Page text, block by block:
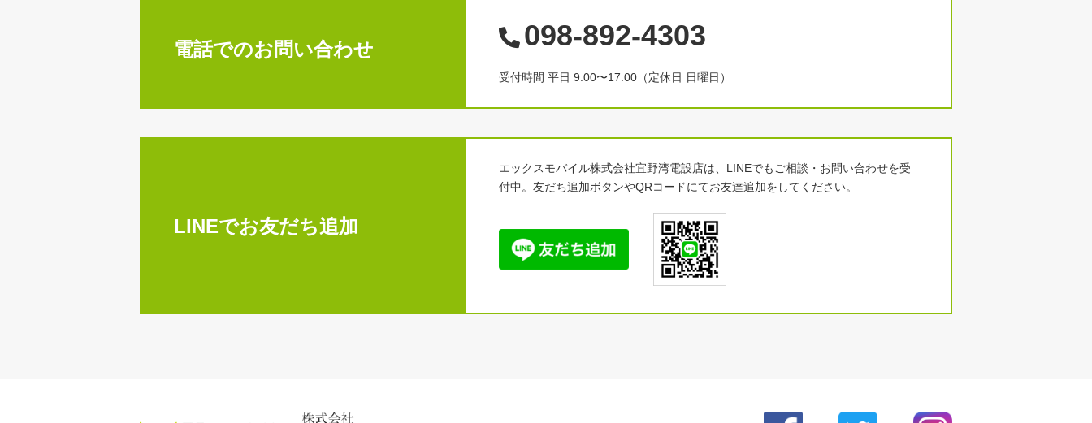
電話でのお問い合わせ 098-892-4303
受付時間 平日 9:00〜17:00（定休日 日曜日）
LINEでお友だち追加
エックスモバイル株式会社宜野湾電設店は、LINEでもご相談・お問い合わせを受
付中。友だち追加ボタンやQRコードにてお友達追加をしてください。